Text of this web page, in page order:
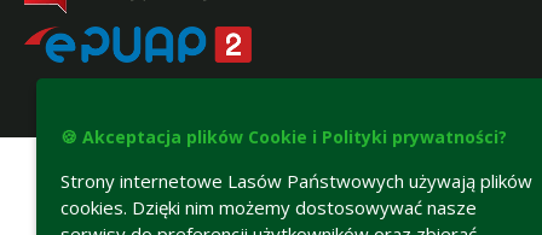
🍪 Akceptacja plików Cookie i Polityki prywatności?
Strony internetowe Lasów Państwowych używają plików
cookies. Dzięki nim możemy dostosowywać nasze